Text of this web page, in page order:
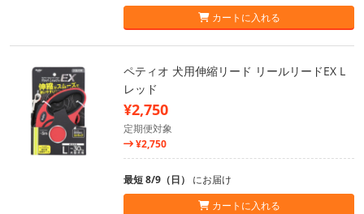
カートに入れる
ペティオ 犬用伸縮リード リールリードEX L
レッド
¥2,750
定期便対象
¥2,750
最短 8/9（日） にお届け
カートに入れる